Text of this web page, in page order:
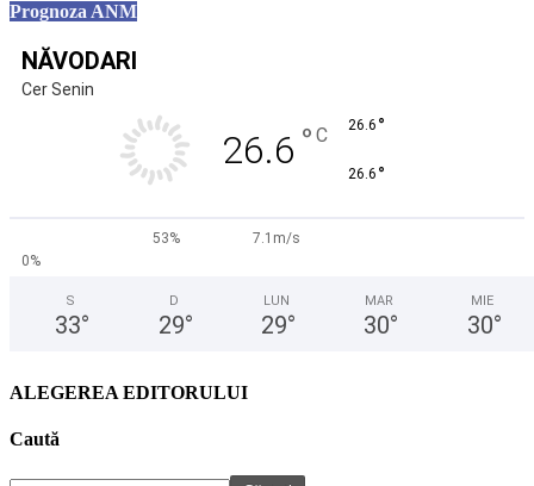
Prognoza ANM
NĂVODARI
Cer Senin
26.6 ° C 26.6 °
26.6 °
53%
7.1m/s
0%
S
33°
D
29°
LUN
29°
MAR
30°
MIE
30°
ALEGEREA EDITORULUI
Caută